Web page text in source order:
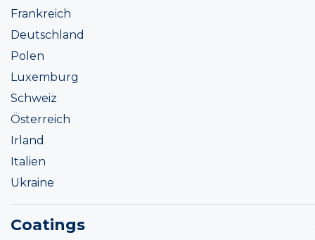
Frankreich
Deutschland
Polen
Luxemburg
Schweiz
Österreich
Irland
Italien
Ukraine
Coatings